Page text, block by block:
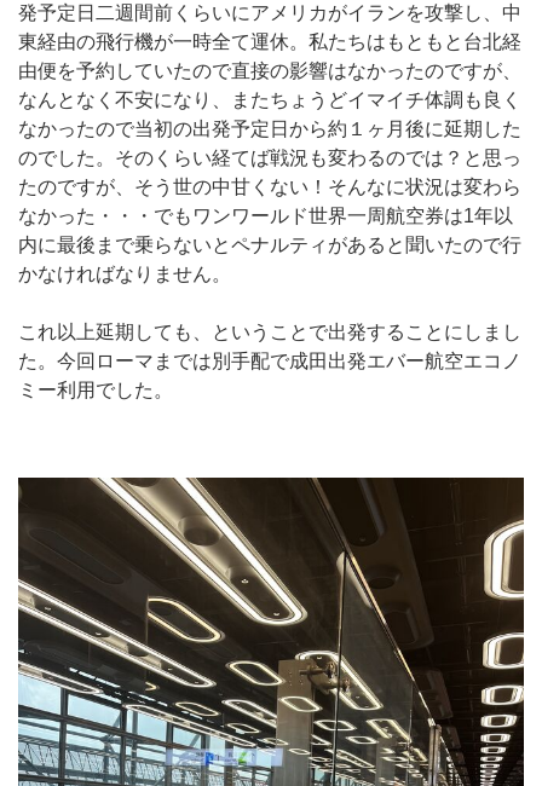
発予定日二週間前くらいにアメリカがイランを攻撃し、中
東経由の飛行機が一時全て運休。私たちはもともと台北経
由便を予約していたので直接の影響はなかったのですが、
なんとなく不安になり、またちょうどイマイチ体調も良く
なかったので当初の出発予定日から約１ヶ月後に延期した
のでした。そのくらい経てば戦況も変わるのでは？と思っ
たのですが、そう世の中甘くない！そんなに状況は変わら
なかった・・・でもワンワールド世界一周航空券は1年以
内に最後まで乗らないとペナルティがあると聞いたので行
かなければなりません。
これ以上延期しても、ということで出発することにしまし
た。今回ローマまでは別手配で成田出発エバー航空エコノ
ミー利用でした。